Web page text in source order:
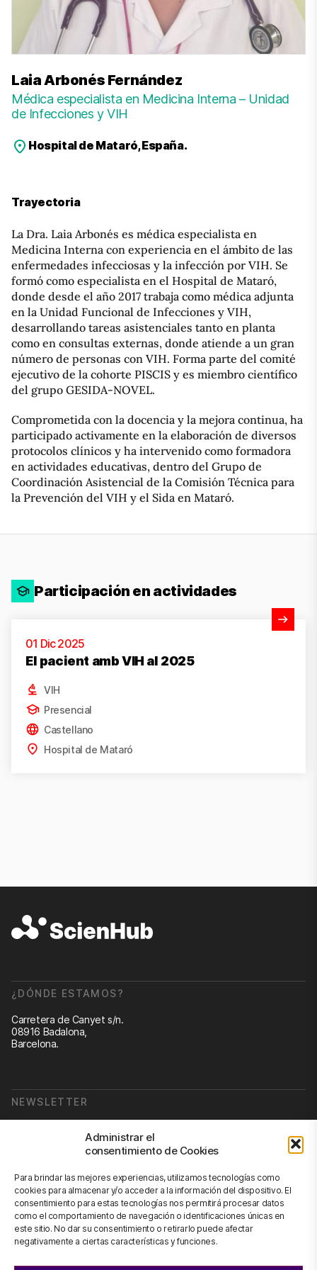
Administrar el
consentimiento de Cookies
Para brindar las mejores experiencias, utilizamos tecnologías como
cookies para almacenar y/o acceder a la información del dispositivo. El
consentimiento para estas tecnologías nos permitirá procesar datos
como el comportamiento de navegación o identificaciones únicas en
este sitio. No dar su consentimiento o retirarlo puede afectar
negativamente a ciertas características y funciones.
Laia Arbonés Fernández
Médica especialista en Medicina Interna – Unidad
de Infecciones y VIH
Hospital de Mataró, España.
Trayectoria
La Dra. Laia Arbonés es médica especialista en
Medicina Interna con experiencia en el ámbito de las
enfermedades infecciosas y la infección por VIH. Se
formó como especialista en el Hospital de Mataró,
donde desde el año 2017 trabaja como médica adjunta
en la Unidad Funcional de Infecciones y VIH,
desarrollando tareas asistenciales tanto en planta
como en consultas externas, donde atiende a un gran
número de personas con VIH. Forma parte del comité
ejecutivo de la cohorte PISCIS y es miembro científico
del grupo GESIDA-NOVEL.
Comprometida con la docencia y la mejora continua, ha
participado activamente en la elaboración de diversos
protocolos clínicos y ha intervenido como formadora
en actividades educativas, dentro del Grupo de
Coordinación Asistencial de la Comisión Técnica para
la Prevención del VIH y el Sida en Mataró.
Participación en actividades
01 Dic 2025
El pacient amb VIH al 2025
VIH
Presencial
Castellano
Hospital de Mataró
¿DÓNDE ESTAMOS?
Carretera de Canyet s/n.
08916 Badalona,
Barcelona.
NEWSLETTER
CONTÁCTANOS
info@scienhub.org